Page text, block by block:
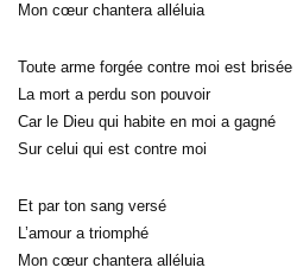
Mon cœur chantera alléluia
Toute arme forgée contre moi est brisée
La mort a perdu son pouvoir
Car le Dieu qui habite en moi a gagné
Sur celui qui est contre moi
Et par ton sang versé
L’amour a triomphé
Mon cœur chantera alléluia